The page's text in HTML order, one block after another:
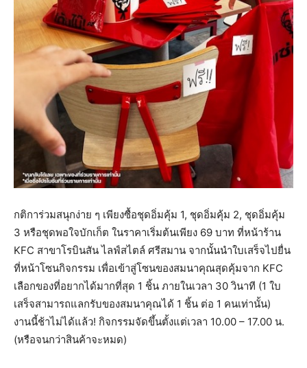
กติการ่วมสนุกง่าย ๆ เพียงซื้อชุดอิ่มคุ้ม 1, ชุดอิ่มคุ้ม 2, ชุดอิ่มคุ้ม
3 หรือชุดพอใจบักเก็ต ในราคาเริ่มต้นเพียง 69 บาท ที่หน้าร้าน
KFC สาขาโรบินสัน ไลฟ์สไตล์ ศรีสมาน จากนั้นนำใบเสร็จไปยื่น
ที่หน้าโซนกิจกรรม เพื่อเข้าสู่โซนของสมนาคุณสุดคุ้มจาก KFC
เลือกของที่อยากได้มากที่สุด 1 ชิ้น ภายในเวลา 30 วินาที (1 ใบ
เสร็จสามารถแลกรับของสมนาคุณได้ 1 ชิ้น ต่อ 1 คนเท่านั้น)
งานนี้ช้าไม่ได้แล้ว! กิจกรรมจัดขึ้นตั้งแต่เวลา 10.00 – 17.00 น.
(หรือจนกว่าสินค้าจะหมด)